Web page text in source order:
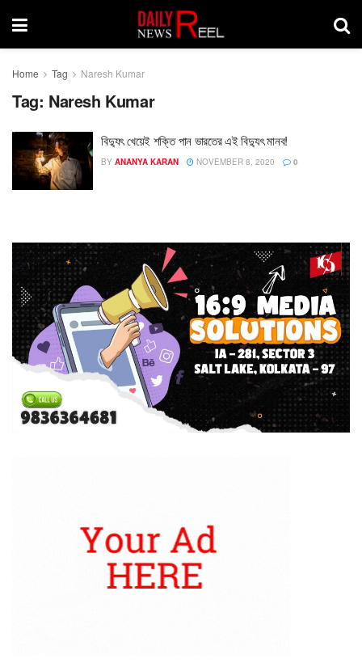
Home Tag Naresh Kumar
Tag: Naresh Kumar
বিদ্যুৎ খেয়েই শক্তি পান ভারতের এই বিদ্যুৎ মানব!
BY ANANYA KARAN NOVEMBER 8, 2020 0